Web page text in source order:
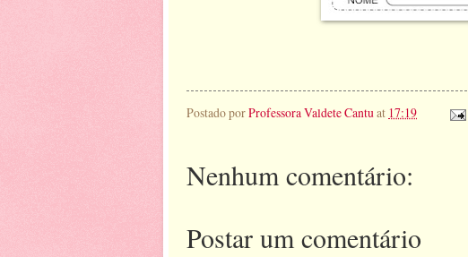
Postado porProfessora Valdete Cantuat 17:19
Nenhum comentário:
Postar um comentário